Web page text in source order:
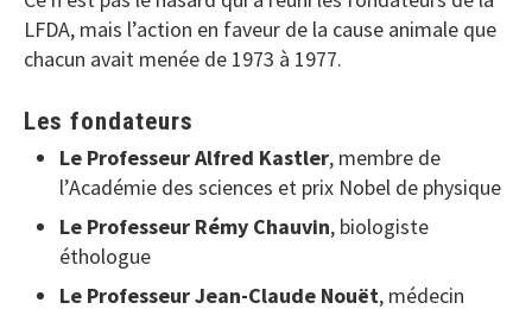
LFDA, mais l’action en faveur de la cause animale que
chacun avait menée de 1973 à 1977.
Les fondateurs
Le Professeur Alfred Kastler, membre de
l’Académie des sciences et prix Nobel de physique
Le Professeur Rémy Chauvin, biologiste
éthologue
Le Professeur Jean-Claude Nouët, médecin